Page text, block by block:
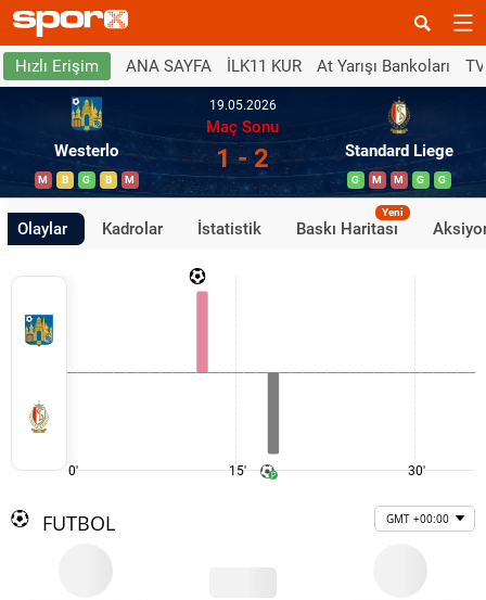
Hızlı Erişim ANA SAYFA İLK11 KUR At Yarışı Bankoları
Westerlo
M B G B M
19.05.2026
Maç Sonu
1 - 2 Standard Liege
G M M G G
Olaylar Kadrolar İstatistik Baskı Haritası
Yeni
0' 15' 30'
FUTBOL GMT +00:00